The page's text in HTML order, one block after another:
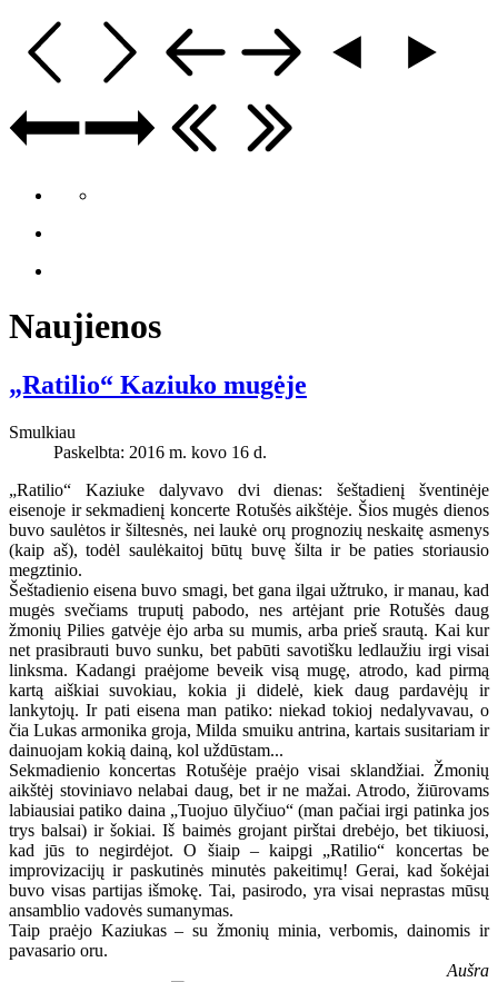
Naujienos
„Ratilio“ Kaziuko mugėje
Smulkiau
Paskelbta: 2016 m. kovo 16 d.
„Ratilio“ Kaziuke dalyvavo dvi dienas: šeštadienį šventinėje
eisenoje ir sekmadienį koncerte Rotušės aikštėje. Šios mugės dienos
buvo saulėtos ir šiltesnės, nei laukė orų prognozių neskaitę asmenys
(kaip aš), todėl saulėkaitoj būtų buvę šilta ir be paties storiausio
megztinio.
Šeštadienio eisena buvo smagi, bet gana ilgai užtruko, ir manau, kad
mugės svečiams truputį pabodo, nes artėjant prie Rotušės daug
žmonių Pilies gatvėje ėjo arba su mumis, arba prieš srautą. Kai kur
net prasibrauti buvo sunku, bet pabūti savotišku ledlaužiu irgi visai
linksma. Kadangi praėjome beveik visą mugę, atrodo, kad pirmą
kartą aiškiai suvokiau, kokia ji didelė, kiek daug pardavėjų ir
lankytojų. Ir pati eisena man patiko: niekad tokioj nedalyvavau, o
čia Lukas armonika groja, Milda smuiku antrina, kartais susitariam ir
dainuojam kokią dainą, kol uždūstam...
Sekmadienio koncertas Rotušėje praėjo visai sklandžiai. Žmonių
aikštėj stoviniavo nelabai daug, bet ir ne mažai. Atrodo, žiūrovams
labiausiai patiko daina „Tuojuo ūlyčiuo“ (man pačiai irgi patinka jos
trys balsai) ir šokiai. Iš baimės grojant pirštai drebėjo, bet tikiuosi,
kad jūs to negirdėjot. O šiaip – kaipgi „Ratilio“ koncertas be
improvizacijų ir paskutinės minutės pakeitimų! Gerai, kad šokėjai
buvo visas partijas išmokę. Tai, pasirodo, yra visai neprastas mūsų
ansamblio vadovės sumanymas.
Taip praėjo Kaziukas – su žmonių minia, verbomis, dainomis ir
pavasario oru.
Aušra